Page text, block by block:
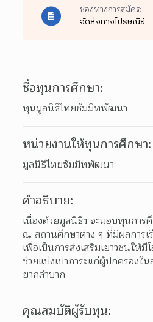
ช่องทางการสมัคร:
จัดส่งทางไปรษณีย์
ชื่อทุนการศึกษา:
ทุนมูลนิธิไทยซัมมิทพัฒนา
หน่วยงานให้ทุนการศึกษา:
มูลนิธิไทยซัมมิทพัฒนา
คำอธิบาย:
เนื่องด้วยมูลนิธิฯ จะมอบทุนการ
ณ สถานศึกษาต่าง ๆ ที่มีผลการ
เพื่อเป็นการส่งเสริมเยาวชนให้มี
ช่วยแบ่งเบาภาระแก่ผู้ปกครองใ
ยากลำบาก
คุณสมบัติผู้รับทุน: